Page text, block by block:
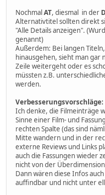
NochmalAT, diesmal in der
Alternativtitel sollten direkt
"Alle Details anzeigen".
genannt)
Außerdem: Bei langen
hinausgehen, sieht man gar
Zeile weitergeht oder es
müssten z.B.
werden.
Verbesserungsvorschläge:
Ich denke, die Filmeinträge
Sinne einer Film- und
rechten Spalte (das sind
Mitte wandern und in der
externe Reviews und Links
auch die Fassungen wieder
nicht von der
Dann wären diese Infos
auffindbar und nicht unter